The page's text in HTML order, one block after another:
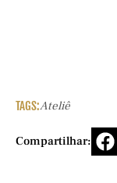
TAGS:Ateliê
Compartilhar: